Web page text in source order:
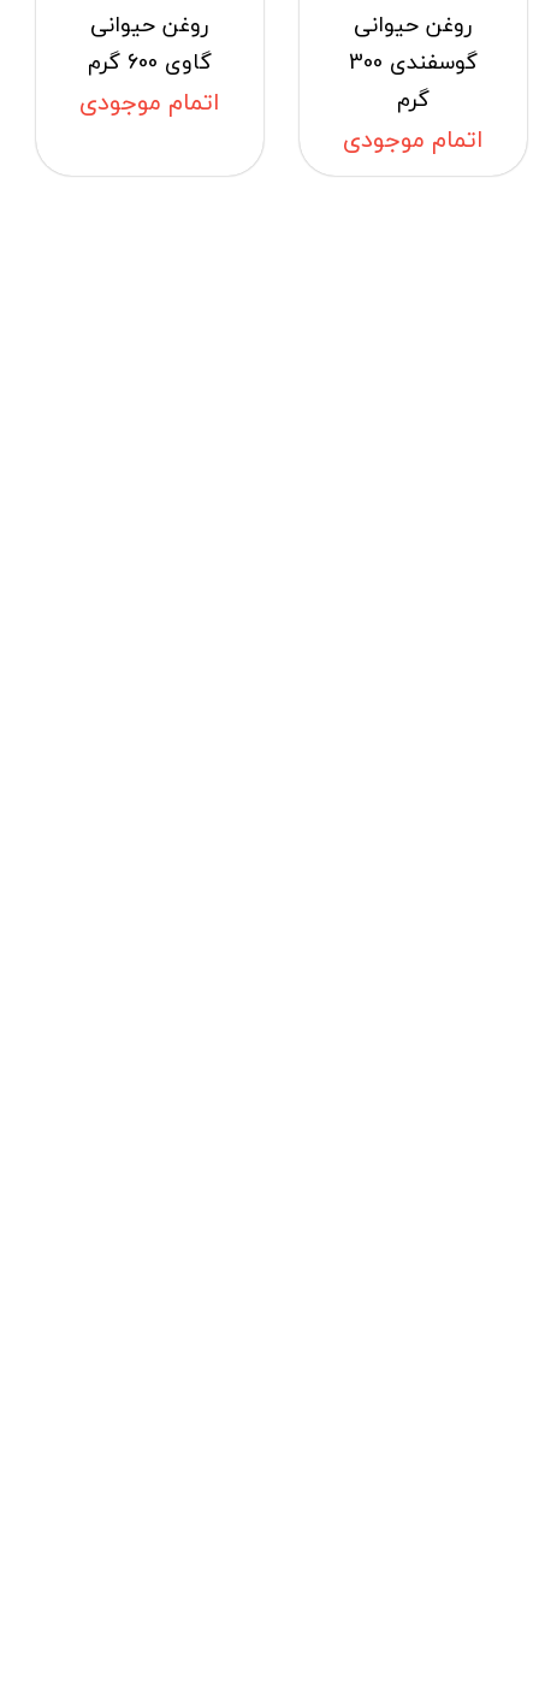
روغن حیوانی
گوسفندی 300
گرم
اتمام موجودی
روغن حیوانی
گاوی 600 گرم
اتمام موجودی